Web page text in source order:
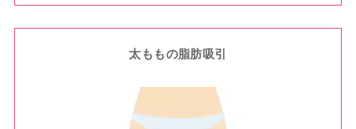
太ももの脂肪吸引